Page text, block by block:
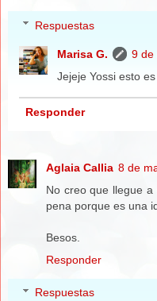
Respuestas
Marisa G.
9 de
Jejeje Yossi esto
Responder
Aglaia Callia 8 de
No creo que llegue
pena porque es una
Besos.
Responder
Respuestas